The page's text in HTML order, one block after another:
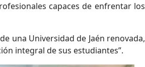
capaces de enfrentar los
una Universidad de Jaén renovada,
integral de sus estudiantes”.